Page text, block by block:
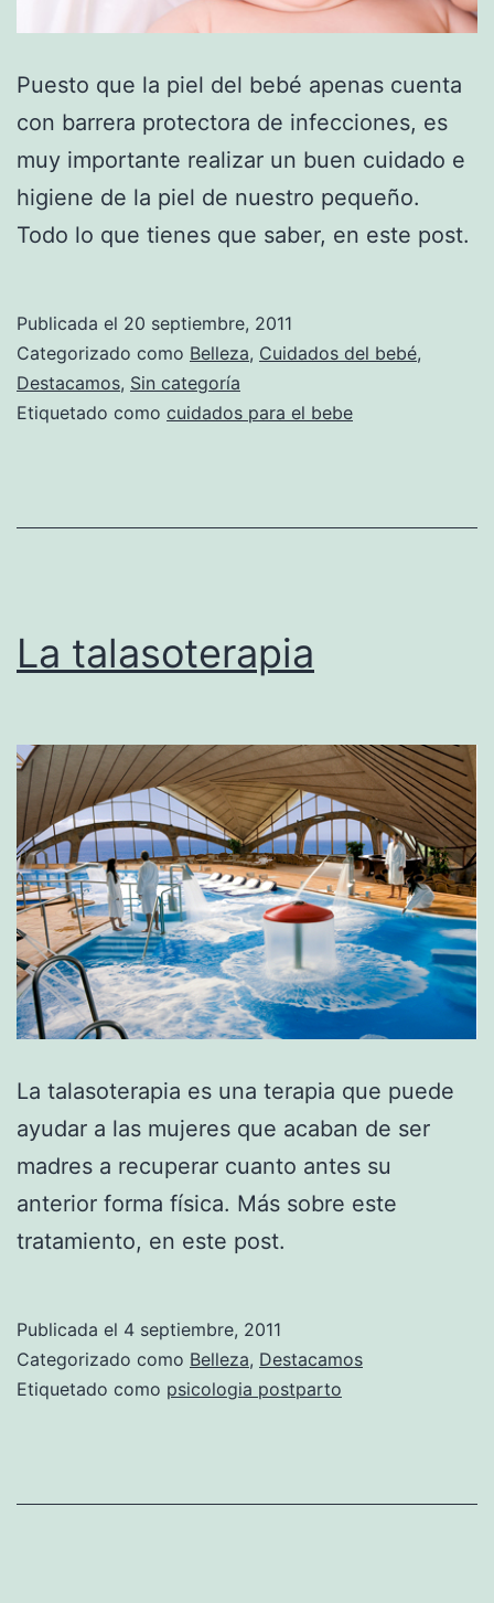
Puesto que la piel del bebé apenas cuenta
con barrera protectora de infecciones, es
muy importante realizar un buen cuidado e
higiene de la piel de nuestro pequeño.
Todo lo que tienes que saber, en este post.
Publicada el 20 septiembre, 2011
Categorizado como Belleza, Cuidados del bebé,
Destacamos, Sin categoría
Etiquetado como cuidados para el bebe
La talasoterapia
La talasoterapia es una terapia que puede
ayudar a las mujeres que acaban de ser
madres a recuperar cuanto antes su
anterior forma física. Más sobre este
tratamiento, en este post.
Publicada el 4 septiembre, 2011
Categorizado como Belleza, Destacamos
Etiquetado como psicologia postparto